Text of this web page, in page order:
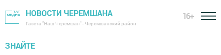
НОВОСТИ ЧЕРЕМШАНА
Газета "Наш Черемшан" - Черемшанский район
16+
ЗНАЙТЕ